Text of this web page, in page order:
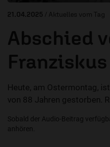
21.04.2025 / Aktuelles vom Tag
Abschied
Franziskus
Heute, am Ostermontag,
von 88 Jahren gestorben.
Sobald der Audio-Beitrag
anhören.